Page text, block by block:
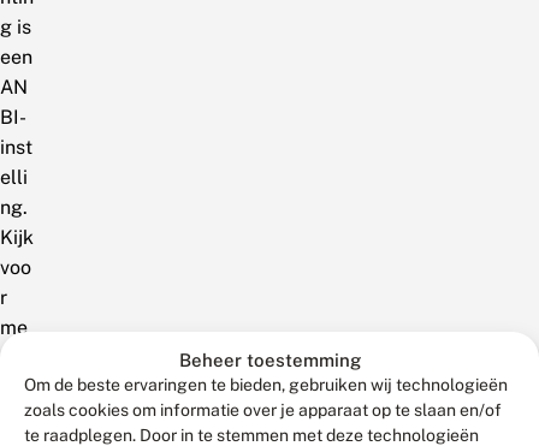
Beheer toestemming
Om de beste ervaringen te bieden, gebruiken wij technologieën
zoals cookies om informatie over je apparaat op te slaan en/of
te raadplegen. Door in te stemmen met deze technologieën
g is
een
AN
BI-
inst
elli
ng.
Kijk
voo
r
me
er
info
rma